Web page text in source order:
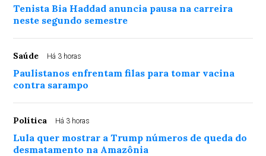
Tenista Bia Haddad anuncia pausa na carreira
neste segundo semestre
Saúde Há 3 horas
Paulistanos enfrentam filas para tomar vacina
contra sarampo
Política Há 3 horas
Lula quer mostrar a Trump números de queda do
desmatamento na Amazônia